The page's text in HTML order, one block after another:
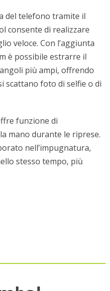
del telefono tramite il
consente di realizzare
veloce. Con l’aggiunta
è possibile estrarre il
più ampi, offrendo
scattano foto di selfie o di
funzione di
mano durante le riprese.
nell’impugnatura,
stesso tempo, più